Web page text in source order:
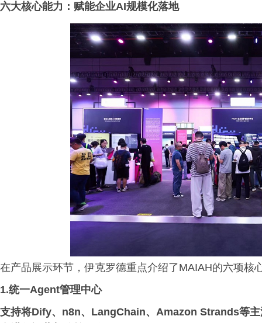
六大核心能力：赋能企业AI规模化落地
在产品展示环节，伊克罗德重点介绍了MAIAH的六项核
1.统一Agent管理中心
支持将Dify、n8n、 LangChain、 Amazon Strands等